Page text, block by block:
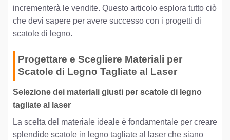
incrementerà le vendite. Questo articolo esplora tutto ciò
che devi sapere per avere successo con i progetti di
scatole di legno.
Progettare e Scegliere Materiali per
Scatole di Legno Tagliate al Laser
Selezione dei materiali giusti per scatole di legno
tagliate al laser
La scelta del materiale ideale è fondamentale per creare
splendide scatole in legno tagliate al laser che siano